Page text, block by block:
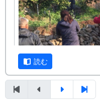
京都府立大
生 橋本唯
岩座神地区文書
光寺と家族
京都府立大学
東昇
京都府立大
生 渡部凌空
12月3日（日）、県内
参加者を得て、棚田の
読む